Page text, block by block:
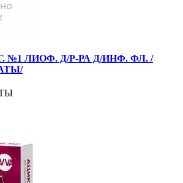
№1 ЛИОФ. Д/Р-РА Д/ИНФ. ФЛ. /